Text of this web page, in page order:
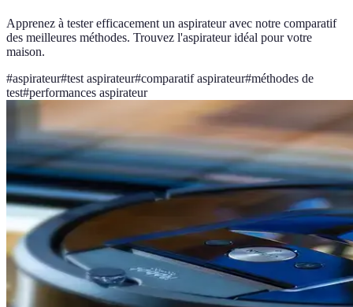
Apprenez à tester efficacement un aspirateur avec notre comparatif
des meilleures méthodes. Trouvez l'aspirateur idéal pour votre
maison.
#aspirateur#test aspirateur#comparatif aspirateur#méthodes de
test#performances aspirateur